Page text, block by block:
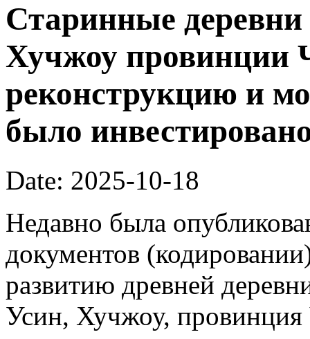
Старинные деревни
Хучжоу провинции
реконструкцию и
было
Date: 2025-10-18
Недавно была
документов
развитию древней
Усин, Хучжоу,